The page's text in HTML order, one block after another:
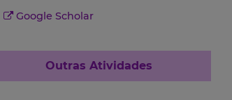
Google Scholar
Outras Atividades